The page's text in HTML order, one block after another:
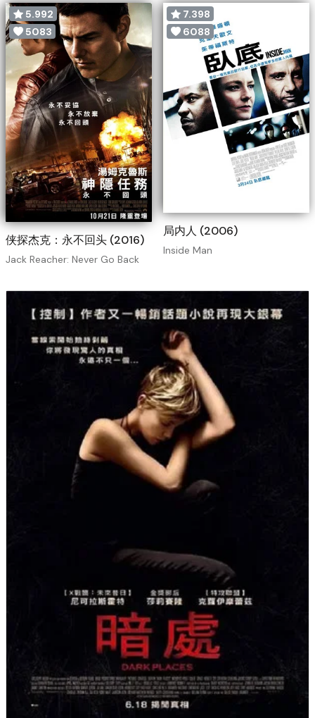
5.992
5083
侠探杰克：永不回头 (2016)
Jack Reacher: Never Go Back
7.398
6088
局内人 (2006)
Inside Man